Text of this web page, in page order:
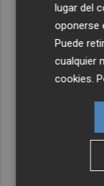
lugar del
oponerse
Puede
cualquier
cookies .